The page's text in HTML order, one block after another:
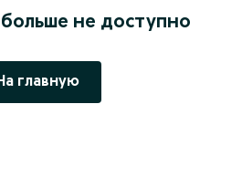
не доступно
главную